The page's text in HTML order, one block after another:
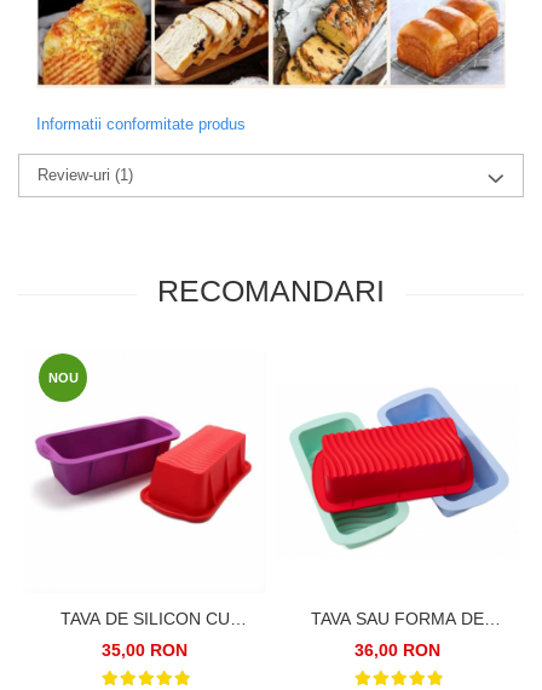
Informatii conformitate produs
Review-uri (1)
RECOMANDARI
NOU
TAVA DE SILICON CU
INTARITURI, PENTRU CHEC,
COZONAC, 25CM
35,00 RON
TAVA SAU FORMA DE
SILICON PENTRU CHEC,
COZONAC, 27CM
36,00 RON